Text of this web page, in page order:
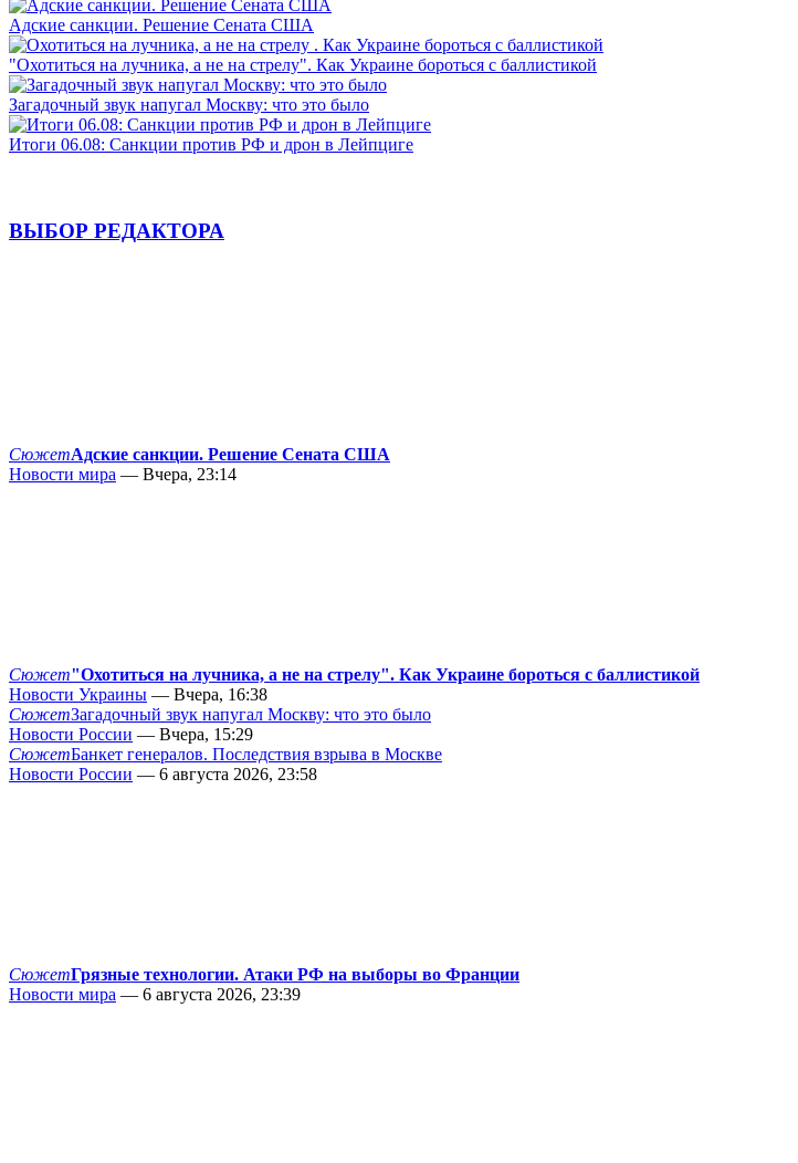
Адские санкции. Решение Сената США
"Охотиться на лучника, а не на стрелу". Как Украине бороться с баллистикой
Загадочный звук напугал Москву: что это было
Итоги 06.08: Санкции против РФ и дрон в Лейпциге
ВЫБОР РЕДАКТОРА
СюжетАдские санкции. Решение Сената США
Новости мира — Вчера, 23:14
Сюжет"Охотиться на лучника, а не на стрелу". Как Украине бороться с баллистикой
Новости Украины — Вчера, 16:38
СюжетЗагадочный звук напугал Москву: что это было
Новости России — Вчера, 15:29
СюжетБанкет генералов. Последствия взрыва в Москве
Новости России — 6 августа 2026, 23:58
СюжетГрязные технологии. Атаки РФ на выборы во Франции
Новости мира — 6 августа 2026, 23:39